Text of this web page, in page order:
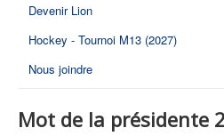
Devenir Lion
Hockey - Tournoi M13 (2027)
Nous joindre
Mot de la présidente